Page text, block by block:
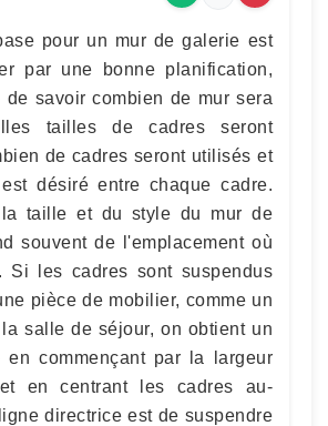
pour un mur de galerie est
par une bonne planification,
savoir combien de mur sera
tailles de cadres seront
de cadres seront utilisés et
désiré entre chaque cadre.
taille et du style du mur de
souvent de l'emplacement où
Si les cadres sont suspendus
pièce de mobilier, comme un
salle de séjour, on obtient un
en commençant par la largeur
en centrant les cadres au-
directrice est de suspendre